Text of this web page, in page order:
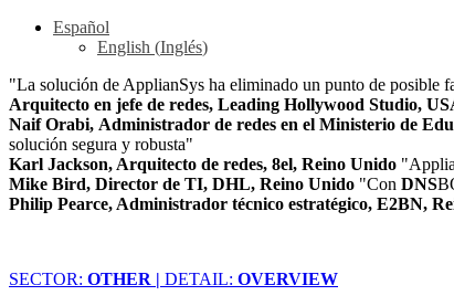
Español
English (Inglés)
"La solución de ApplianSys ha eliminado un punto de posible
Arquitecto en jefe de redes, Leading Hollywood Studio,
Naif Orabi, Administrador de redes en el Ministerio de
solución segura y robusta"
Karl Jackson, Arquitecto de redes, 8el, Reino Unido
Mike Bird, Director de TI, DHL, Reino Unido "Con DNS
Philip Pearce, Administrador técnico estratégico, E2BN,
SECTOR: OTHER | DETAIL: OVERVIEW